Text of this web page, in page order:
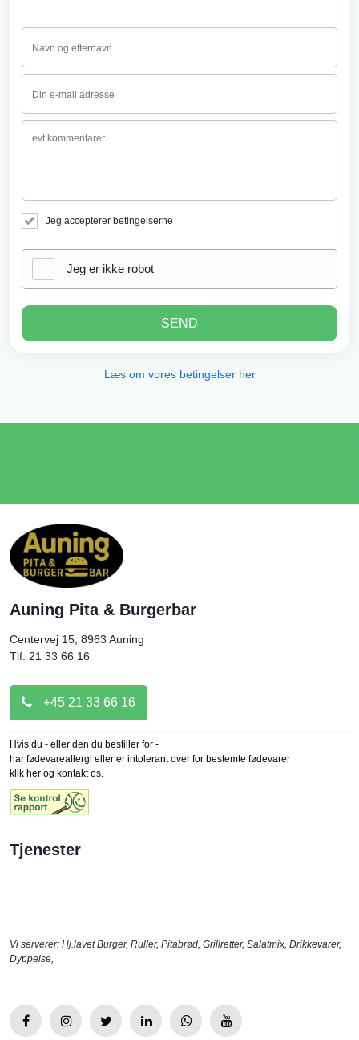
Jeg accepterer betingelserne
Jeg er ikke robot
SEND
Læs om vores betingelser her
Auning Pita & Burgerbar
Centervej 15, 8963 Auning
Tlf: 21 33 66 16
+45 21 33 66 16
Hvis du - eller den du bestiller for -
har fødevareallergi eller er intolerant over for bestemte fødevarer
klik her og kontakt os.
Tjenester
Vi serverer: Hj.lavet Burger, Ruller, Pitabrød, Grillretter, Salatmix, Drikkevarer,
Dyppelse,